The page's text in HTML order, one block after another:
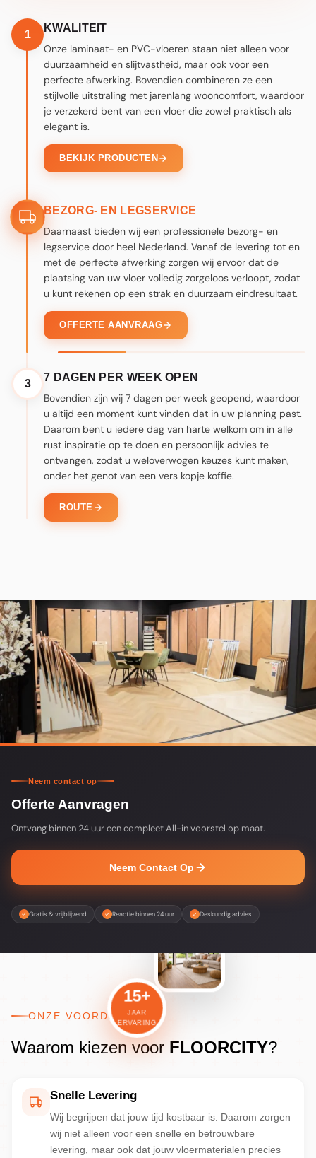
1
KWALITEIT
Onze laminaat- en PVC-vloeren staan niet alleen voor
duurzaamheid en slijtvastheid, maar ook voor een
perfecte afwerking. Bovendien combineren ze een
stijlvolle uitstraling met jarenlang wooncomfort, waardoor
je verzekerd bent van een vloer die zowel praktisch als
elegant is.
BEKIJK PRODUCTEN
BEZORG- EN LEGSERVICE
Daarnaast bieden wij een professionele bezorg- en
legservice door heel Nederland. Vanaf de levering tot en
met de perfecte afwerking zorgen wij ervoor dat de
plaatsing van uw vloer volledig zorgeloos verloopt, zodat
u kunt rekenen op een strak en duurzaam eindresultaat.
OFFERTE AANVRAAG
3
7 DAGEN PER WEEK OPEN
Bovendien zijn wij 7 dagen per week geopend, waardoor
u altijd een moment kunt vinden dat in uw planning past.
Daarom bent u iedere dag van harte welkom om in alle
rust inspiratie op te doen en persoonlijk advies te
ontvangen, zodat u weloverwogen keuzes kunt maken,
onder het genot van een vers kopje koffie.
ROUTE
Neem contact op
Offerte Aanvragen
Ontvang binnen 24 uur een compleet All-in voorstel op maat.
Neem Contact Op
Gratis & vrijblijvend Reactie binnen 24 uur Deskundig advies
ONZE VOORDELEN
Waarom kiezen voor FLOORCITY?
Snelle Levering
Wij begrijpen dat jouw tijd kostbaar is. Daarom zorgen
wij niet alleen voor een snelle en betrouwbare
levering, maar ook dat jouw vloermaterialen precies
15+
JAAR
ERVARING